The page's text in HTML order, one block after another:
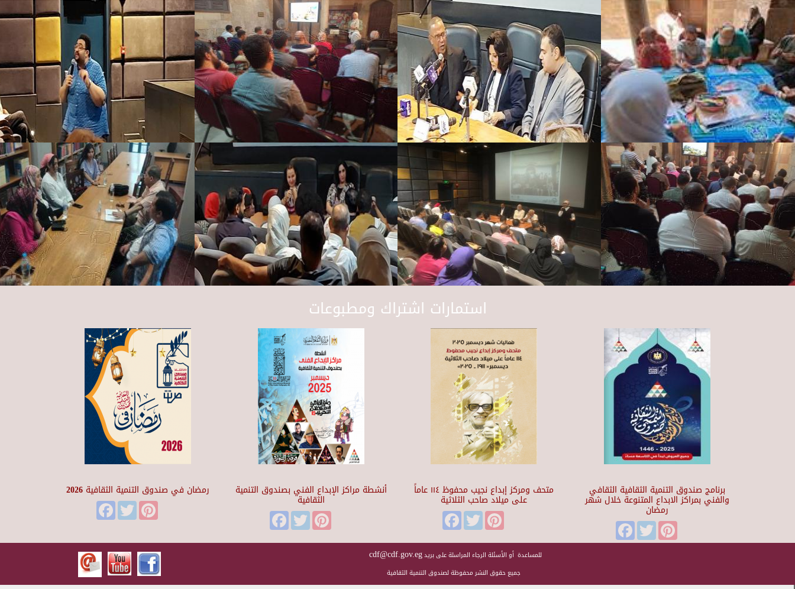
استمارات اشتراك ومطبوعات
رمضان في صندوق التنمية الثقافية 2026
FacebookTwitter
أنشطة مراكز الإبداع الفني بصندوق التنمية
الثقافية
FacebookTwitterPinterest
متحف ومركز إبداع نجيب محفوظ ١١٤ عاماً
على ميلاد صاحب الثلاثية
FacebookTwitter
برنامج صندوق التنمية الثقافية الثقافي
والفني بمراكز الابداع المتنوعة خلال شهر
رمضان
FacebookTwitterPinterest
للمساعدة أو الأسئلة الرجاء المراسلة على بريدcdf@cdf.gov.eg
جميع حقوق النشر محفوظة لصندوق التنمية الثقافية